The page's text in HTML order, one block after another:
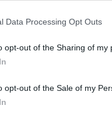
Data Processing Opt Outs
opt-out of the Sharing of my
opt-out of the Sale of my
infatti, si riferirà
proprio
la serie,
dello show
, proprio come